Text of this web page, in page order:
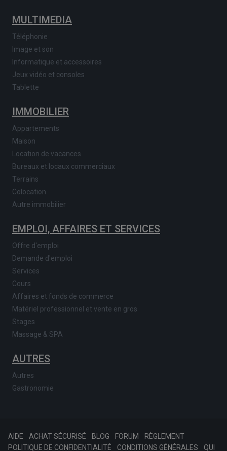
MULTIMEDIA
Téléphonie
Image et son
Informatique et accessoires
Jeux vidéo et consoles
Tablette
IMMOBILIER
Appartements
Maison
Location de vacances
Bureaux et locaux commerciaux
Terrains
Colocation
Autre immobilier
EMPLOI, AFFAIRES ET SERVICES
Offre d'emploi
Demande d'emploi
Services
Cours
Affaires et fonds de commerce
Matériel professionnel et vente en gros
Stages
Massage & SPA
AUTRES
Autres
Gastronomie
AIDE ACHAT SÉCURISÉ BLOG FORUM
RÈGLEMENT
POLITIQUE DE CONFIDENTIALITÉ
CONDITIONS GÉNÉRALES QUI